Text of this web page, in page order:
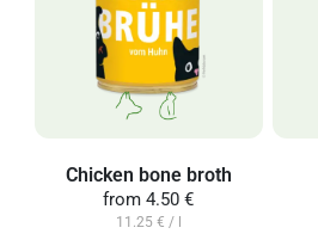
Chicken bone broth
from 4.50 €
11.25 € / l